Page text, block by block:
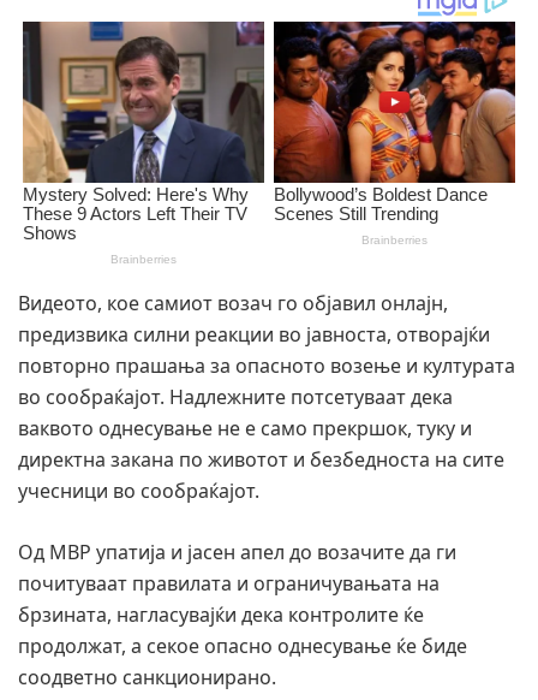
Видеото, кое самиот возач го објавил онлајн,
предизвика силни реакции во јавноста, отворајќи
повторно прашања за опасното возење и културата
во сообраќајот. Надлежните потсетуваат дека
ваквото однесување не е само прекршок, туку и
директна закана по животот и безбедноста на сите
учесници во сообраќајот.
Од МВР упатија и јасен апел до возачите да ги
почитуваат правилата и ограничувањата на
брзината, нагласувајќи дека контролите ќе
продолжат, а секое опасно однесување ќе биде
соодветно санкционирано.